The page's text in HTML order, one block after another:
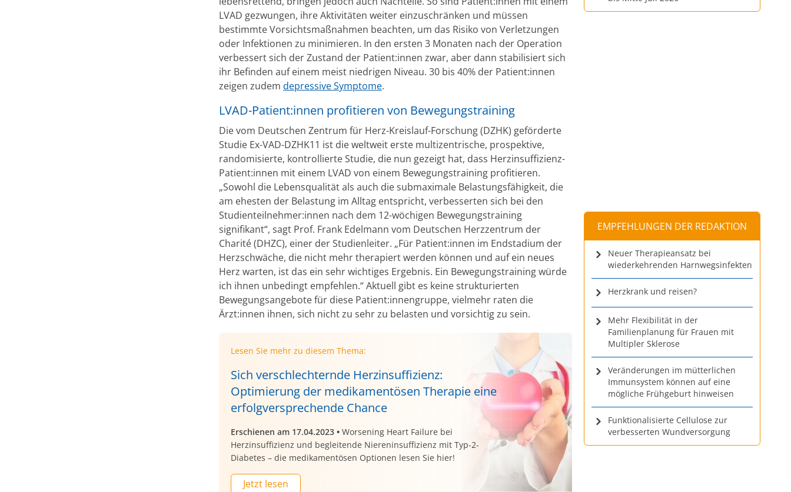
LVAD gezwungen, ihre Aktivitäten weiter einzuschränken und müssen
bestimmte Vorsichtsmaßnahmen beachten, um das Risiko von Verletzungen
oder Infektionen zu minimieren. In den ersten 3 Monaten nach der Operation
verbessert sich der Zustand der Patient:innen zwar, aber dann stabilisiert sich
ihr Befinden auf einem meist niedrigen Niveau. 30 bis 40% der Patient:innen
zeigen zudem depressive Symptome.
LVAD-Patient:innen profitieren von Bewegungstraining
Die vom Deutschen Zentrum für Herz-Kreislauf-Forschung (DZHK) geförderte
Studie Ex-VAD-DZHK11 ist die weltweit erste multizentrische, prospektive,
randomisierte, kontrollierte Studie, die nun gezeigt hat, dass Herzinsuffizienz-
Patient:innen mit einem LVAD von einem Bewegungstraining profitieren.
„Sowohl die Lebensqualität als auch die submaximale Belastungsfähigkeit, die
am ehesten der Belastung im Alltag entspricht, verbesserten sich bei den
Studienteilnehmer:innen nach dem 12-wöchigen Bewegungstraining
signifikant“, sagt Prof. Frank Edelmann vom Deutschen Herzzentrum der
Charité (DHZC), einer der Studienleiter. „Für Patient:innen im Endstadium der
Herzschwäche, die nicht mehr therapiert werden können und auf ein neues
Herz warten, ist das ein sehr wichtiges Ergebnis. Ein Bewegungstraining würde
ich ihnen unbedingt empfehlen.“ Aktuell gibt es keine strukturierten
Bewegungsangebote für diese Patient:innengruppe, vielmehr raten die
Ärzt:innen ihnen, sich nicht zu sehr zu belasten und vorsichtig zu sein.
Lesen Sie mehr zu diesem Thema:
Sich verschlechternde Herzinsuffizienz:
Optimierung der medikamentösen Therapie eine
erfolgversprechende Chance
Erschienen am 17.04.2023 • Worsening Heart Failure bei
Herzinsuffizienz und begleitende Niereninsuffizienz mit Typ-2-
Diabetes – die medikamentösen Optionen lesen Sie hier!
Jetzt lesen
EMPFEHLUNGEN DER REDAKTION
Neuer Therapieansatz bei
wiederkehrenden Harnwegsinfekten
Herzkrank und reisen?
Mehr Flexibilität in der
Familienplanung für Frauen mit
Multipler Sklerose
Veränderungen im mütterlichen
Immunsystem können auf eine
mögliche Frühgeburt hinweisen
Funktionalisierte Cellulose zur
verbesserten Wundversorgung